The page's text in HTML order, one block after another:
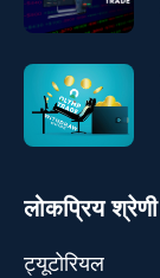
लोकप्रिय श्रेणी
ट्यूटोरियल